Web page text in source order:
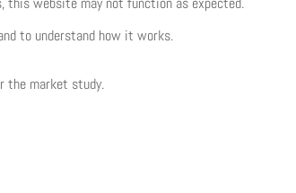
to understand how it works.
the market study.